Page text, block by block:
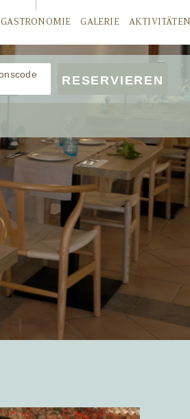
GASTRONOMIE GALERIE AKTIVITÄTEN
RESERVIEREN